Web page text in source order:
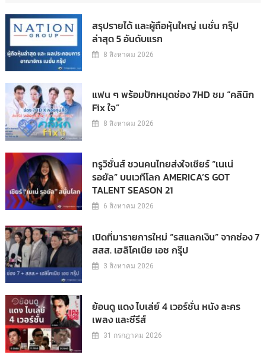
สรุปรายได้ และผู้ถือหุ้นใหญ่ เนชั่น กรุ๊ป
ล่าสุด 5 อันดับแรก
8 สิงหาคม 2026
แฟน ๆ พร้อมปักหมุดช่อง 7HD ชม “คลินิก
Fix ใจ”
8 สิงหาคม 2026
ทรูวิชั่นส์ ชวนคนไทยส่งใจเชียร์ “เนเน่
รอยัล” บนเวทีโลก AMERICA’S GOT
TALENT SEASON 21
6 สิงหาคม 2026
เปิดที่มารายการใหม่ “รสแลกเงิน” จากช่อง 7
สสส. เฮลิโคเนีย เอช กรุ๊ป
3 สิงหาคม 2026
ย้อนดู แดง ไบเล่ย์ 4 เวอร์ชั่น หนัง ละคร
เพลง และซีรีส์
31 กรกฎาคม 2026